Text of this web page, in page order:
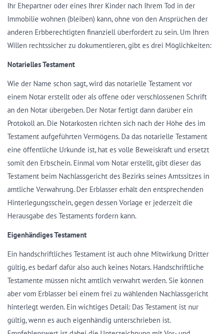
Ihr Ehepartner oder eines Ihrer Kinder nach Ihrem Tod in der
Immobilie wohnen (bleiben) kann, ohne von den Ansprüchen der
anderen Erbberechtigten finanziell überfordert zu sein. Um Ihren
Willen rechtssicher zu dokumentieren, gibt es drei Möglichkeiten:
Notarielles Testament
Wie der Name schon sagt, wird das notarielle Testament vor
einem Notar erstellt oder als offene oder verschlossenen Schrift
an den Notar übergeben. Der Notar fertigt dann darüber ein
Protokoll an. Die Notarkosten richten sich nach der Höhe des im
Testament aufgeführten Vermögens. Da das notarielle Testament
eine öffentliche Urkunde ist, hat es volle Beweiskraft und ersetzt
somit den Erbschein. Einmal vom Notar erstellt, gibt dieser das
Testament beim Nachlassgericht des Bezirks seines Amtssitzes in
amtliche Verwahrung. Der Erblasser erhält den entsprechenden
Hinterlegungsschein, gegen dessen Vorlage er jederzeit die
Herausgabe des Testaments fordern kann.
Eigenhändiges Testament
Ein handschriftliches Testament ist auch ohne Mitwirkung Dritter
gültig, es bedarf dafür also auch keines Notars. Handschriftliche
Testamente müssen nicht amtlich verwahrt werden. Sie können
aber vom Erblasser bei einem frei zu wählenden Nachlassgericht
hinterlegt werden. Ein wichtiges Detail: Das Testament ist nur
gültig, wenn es auch eigenhändig unterschrieben ist.